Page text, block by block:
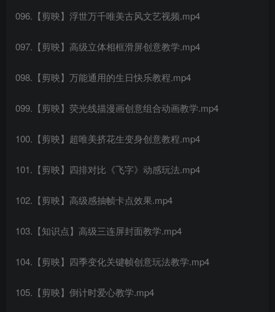
096.【剪映】浮世万千唯美古风文艺视频.mp4
097.【剪映】高级立体相框滑屏创意教学.mp4
098.【剪映】万能通用的生日快乐教程.mp4
099.【剪映】荧光线描漫画创意组合动画教学.mp4
100.【剪映】超唯美挤花生变身创意教程.mp4
101.【剪映】四排对比《飞字》动感玩法.mp4
102.【剪映】高级感抽帧卡点效果.mp4
103.【知识点】高级三连屏封面教学.mp4
104.【剪映】四季变化关键帧创意玩法教学.mp4
105.【剪映】倒计时爱心教学.mp4